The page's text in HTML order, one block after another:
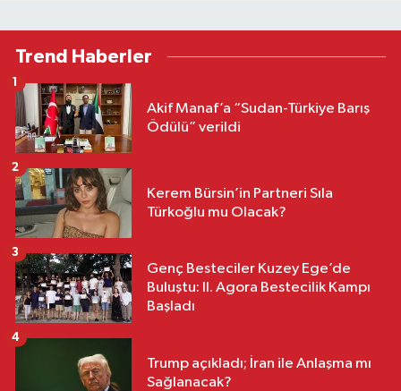
Trend Haberler
Akif Manaf’a “Sudan-Türkiye Barış
Ödülü” verildi
1
Kerem Bürsin’in Partneri Sıla
Türkoğlu mu Olacak?
2
Genç Besteciler Kuzey Ege’de
Buluştu: II. Agora Bestecilik Kampı
Başladı
3
Trump açıkladı; İran ile Anlaşma mı
Sağlanacak?
4